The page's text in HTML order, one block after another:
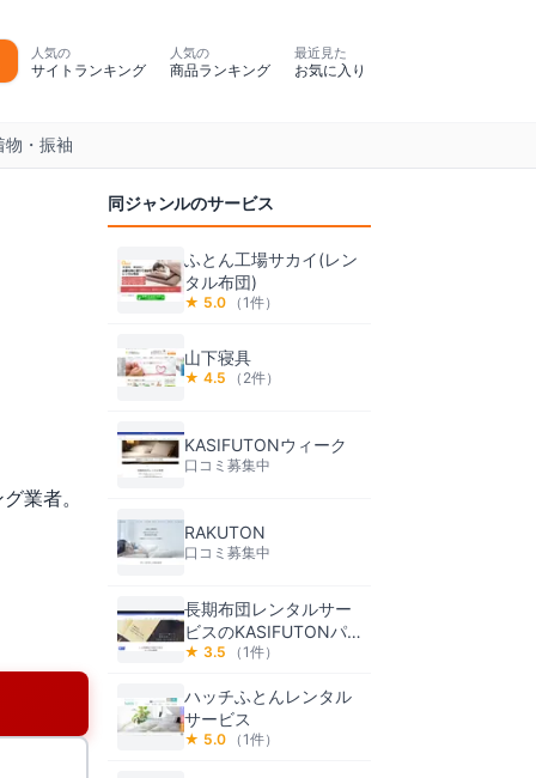
人気の
サイトランキング
人気の
商品ランキング
最近見た
お気に入り
物・振袖
業者。
同ジャンルのサービス
ふとん工場サカイ(レン
タル布団)
★ 5.0 （1件）
山下寝具
★ 4.5 （ 2件）
KASIFUTONウィーク
口コミ募集中
RAKUTON
口コミ募集中
長期布団レンタルサー
ビスのKASIFUTONパ
ック
★ 3.5 （1件）
ハッチふとんレンタル
サービス
★ 5.0 （1件）